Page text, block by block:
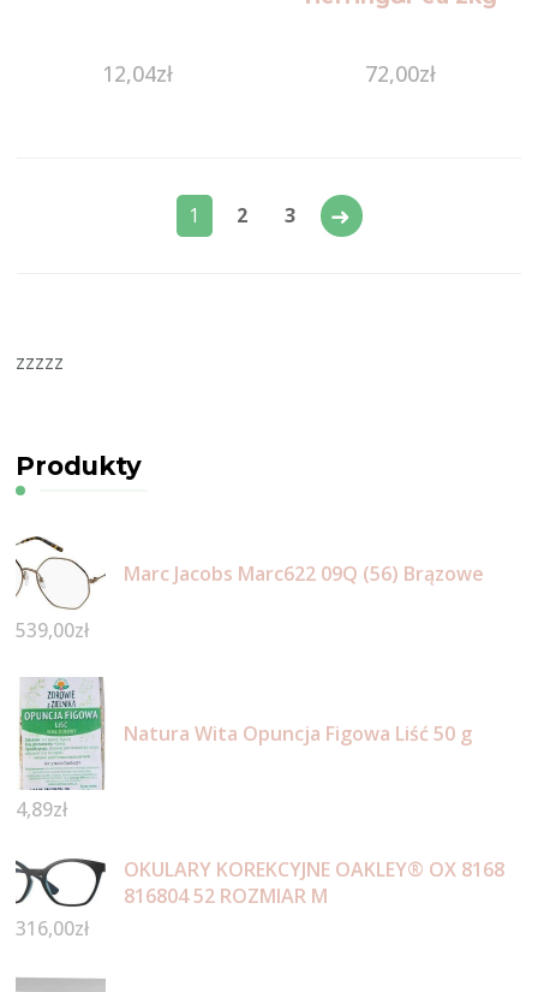
12,04zł 72,00zł
1 2 3
zzzzz
Produkty
Marc Jacobs Marc622 09Q (56) Brązowe
539,00zł
Natura Wita Opuncja Figowa Liść 50 g
4,89zł
OKULARY KOREKCYJNE OAKLEY® OX 8168
816804 52 ROZMIAR M
316,00zł